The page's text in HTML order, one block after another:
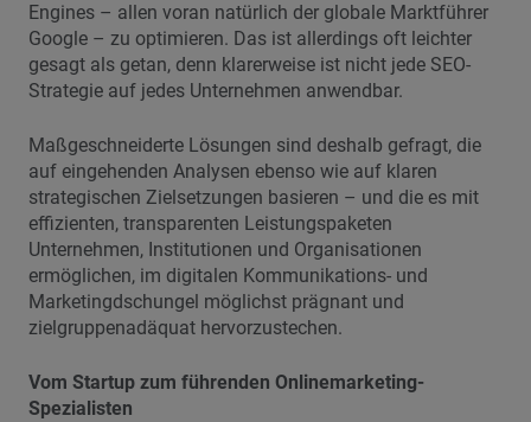
Engines – allen voran natürlich der globale Marktführer
Google – zu optimieren. Das ist allerdings oft leichter
gesagt als getan, denn klarerweise ist nicht jede SEO-
Strategie auf jedes Unternehmen anwendbar.
Maßgeschneiderte Lösungen sind deshalb gefragt, die
auf eingehenden Analysen ebenso wie auf klaren
strategischen Zielsetzungen basieren – und die es mit
effizienten, transparenten Leistungspaketen
Unternehmen, Institutionen und Organisationen
ermöglichen, im digitalen Kommunikations- und
Marketingdschungel möglichst prägnant und
zielgruppenadäquat hervorzustechen.
Vom Startup zum führenden Onlinemarketing-
Spezialisten